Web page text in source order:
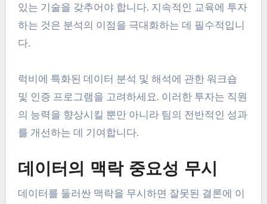
있는 기술을 갖추어야 합니다. 지속적인 교육에 투자
하는 것은 분석의 이점을 극대화하는 데 필수적입니
다.
럭비에 특화된 데이터 분석 및 해석에 관한 워크숍
및 인증 프로그램을 고려하세요. 이러한 투자는 직원
의 능력을 향상시킬 뿐만 아니라 팀의 전반적인 성과
를 개선하는 데 기여합니다.
데이터의 맥락 중요성 무시
데이터를 둘러싼 맥락을 무시하면 잘못된 결론에 이